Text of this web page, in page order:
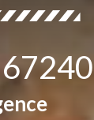
67240